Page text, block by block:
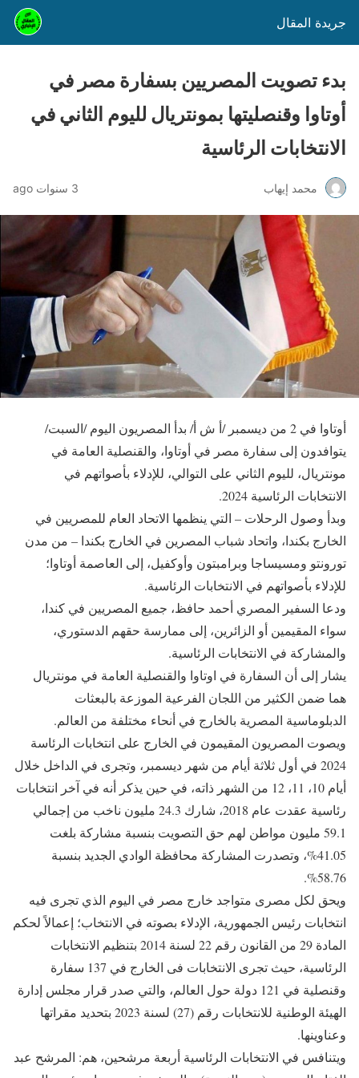
جريدة المقال
بدء تصويت المصريين بسفارة مصر في
أوتاوا وقنصليتها بمونتريال لليوم الثاني في
الانتخابات الرئاسية
محمد إيهاب 3 سنوات ago
أوتاوا في 2 من ديسمبر /أ ش أ/ بدأ المصريون اليوم /السبت/
يتوافدون إلى سفارة مصر في أوتاوا، والقنصلية العامة في
مونتريال، لليوم الثاني على التوالي، للإدلاء بأصواتهم في
الانتخابات الرئاسية 2024.
وبدأ وصول الرحلات – التي ينظمها الاتحاد العام للمصريين في
الخارج بكندا، واتحاد شباب المصرين في الخارج بكندا – من مدن
تورونتو ومسيساجا وبرامبتون وأوكفيل، إلى العاصمة أوتاوا؛
للإدلاء بأصواتهم في الانتخابات الرئاسية.
ودعا السفير المصري أحمد حافظ، جميع المصريين في كندا،
سواء المقيمين أو الزائرين، إلى ممارسة حقهم الدستوري،
والمشاركة في الانتخابات الرئاسية.
يشار إلى أن السفارة في اوتاوا والقنصلية العامة في مونتريال
هما ضمن الكثير من اللجان الفرعية الموزعة بالبعثات
الدبلوماسية المصرية بالخارج في أنحاء مختلفة من العالم.
ويصوت المصريون المقيمون في الخارج على انتخابات الرئاسة
2024 في أول ثلاثة أيام من شهر ديسمبر، وتجرى في الداخل خلال
أيام 10، 11، 12 من الشهر ذاته، في حين يذكر أنه في آخر انتخابات
رئاسية عقدت عام 2018، شارك 24.3 مليون ناخب من إجمالي
59.1 مليون مواطن لهم حق التصويت بنسبة مشاركة بلغت
41.05%، وتصدرت المشاركة محافظة الوادي الجديد بنسبة
58.76%.
ويحق لكل مصرى متواجد خارج مصر في اليوم الذي تجرى فيه
انتخابات رئيس الجمهورية، الإدلاء بصوته في الانتخاب؛ إعمالاً لحكم
المادة 29 من القانون رقم 22 لسنة 2014 بتنظيم الانتخابات
الرئاسية، حيث تجرى الانتخابات فى الخارج في 137 سفارة
وقنصلية في 121 دولة حول العالم، والتي صدر قرار مجلس إدارة
الهيئة الوطنية للانتخابات رقم (27) لسنة 2023 بتحديد مقراتها
وعناوينها.
ويتنافس في الانتخابات الرئاسية أربعة مرشحين، هم: المرشح عبد